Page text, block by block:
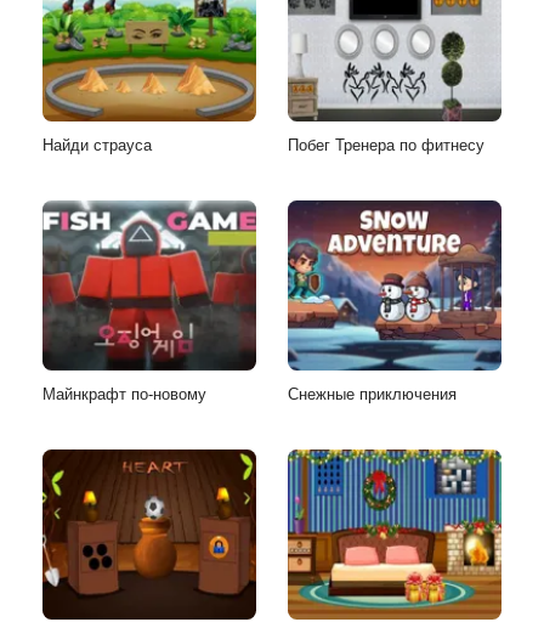
Найди страуса Побег Тренера по фитнесу
Майнкрафт по-новому Снежные приключения